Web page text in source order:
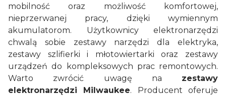
mobilność oraz możliwość komfortowej,
nieprzerwanej pracy, dzięki wymiennym
akumulatorom. Użytkownicy elektronarzędzi
chwalą sobie zestawy narzędzi dla elektryka,
zestawy szlifierki i młotowiertarki oraz zestawy
urządzeń do kompleksowych prac remontowych.
Warto zwrócić uwagę na zestawy
elektronarzędzi Milwaukee. Producent oferuje